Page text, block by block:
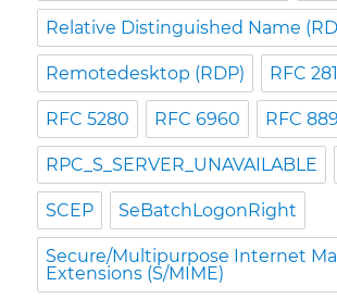
Relative Distinguished Name
Remotedesktop (RDP) RFC
RFC 5280 RFC 6960 RFC
RPC_S_SERVER_UNAVAILABLE
SCEP SeBatchLogonRight
Secure/Multipurpose Internet
Extensions (S/MIME)